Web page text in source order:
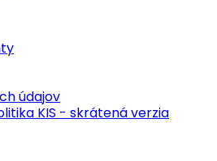
údajov
KIS - skrátená verzia